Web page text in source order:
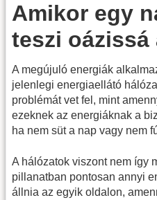
Amikor egy
teszi
A megújuló energiák
jelenlegi energiaellátó
problémát vet fel, mint
ezeknek az energiáknak a
ha nem süt a nap vagy nem
A hálózatok viszont nem így
pillanatban pontosan annyi
állnia az egyik oldalon,